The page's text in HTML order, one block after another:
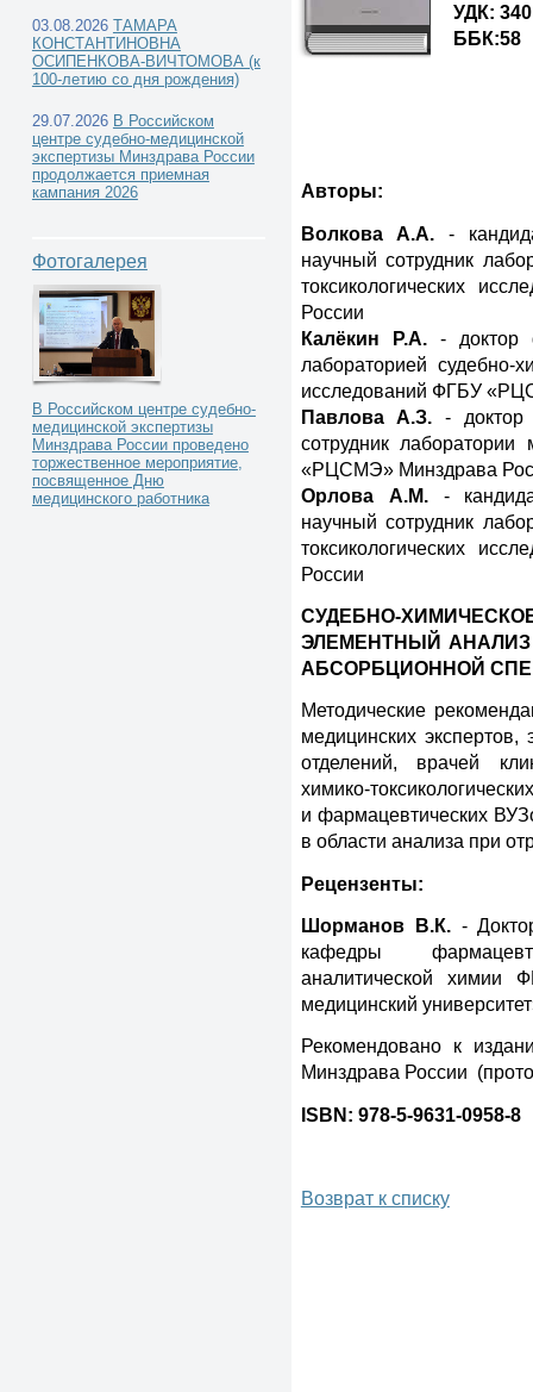
03.08.2026 ТАМАРА
КОНСТАНТИНОВНА
ОСИПЕНКОВА-ВИЧТОМОВА (к
100-летию со дня рождения)
29.07.2026 В Российском
центре судебно-медицинской
экспертизы Минздрава России
продолжается приемная
кампания 2026
Фотогалерея
В Российском центре судебно-
медицинской экспертизы
Минздрава России проведено
торжественное мероприятие,
посвященное Дню
медицинского работника
УДК:
ББК:58
Авторы:
Волкова А.А. -
научный сотрудник
токсикологических
России
Калёкин Р.А.- доктор
лабораторией судебно-
исследований ФГБУ
Павлова А.З. - доктор
сотрудник
«РЦСМЭ» Минздрава
Орлова А.М.-
научный сотрудник
токсикологических
России
СУДЕБНО-
ЭЛЕМЕНТНЫЙ
АБСОРБЦИОННОЙ
Методические
медицинских экспертов,
отделений, врачей
химико-
и фармацевтических
в области анализа при
Рецензенты:
Шорманов В.К.-
кафедры
аналитической химии
медицинский
Рекомендовано к
Минздрава России
ISBN: 978-5-9631-0958-8
Возврат к списку